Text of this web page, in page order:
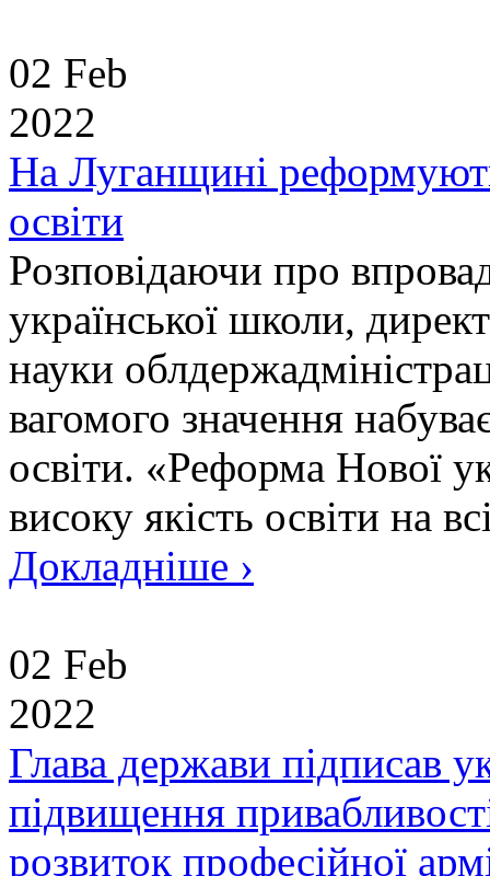
02 Feb
2022
На Луганщині
освіти
Розповідаючи про
української школи,
науки
вагомого значення
освіти. «Реформа Нової
високу якість освіти на
Докладніше ›
02 Feb
2022
Глава держави підписав
підвищення
розвиток професійної